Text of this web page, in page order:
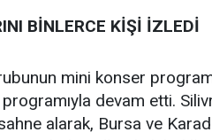
BİNLERCE KİŞİ İZLEDİ
mini konser
devam etti.
alarak, Bursa ve